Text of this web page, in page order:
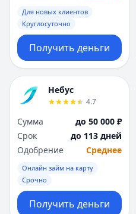
Для новых клиентов
Круглосуточно
Получить деньги
Небус
4.7
Сумма
до 50 000 ₽
Срок
до 113 дней
Одобрение
Среднее
Онлайн займ на карту
Срочно
Получить деньги